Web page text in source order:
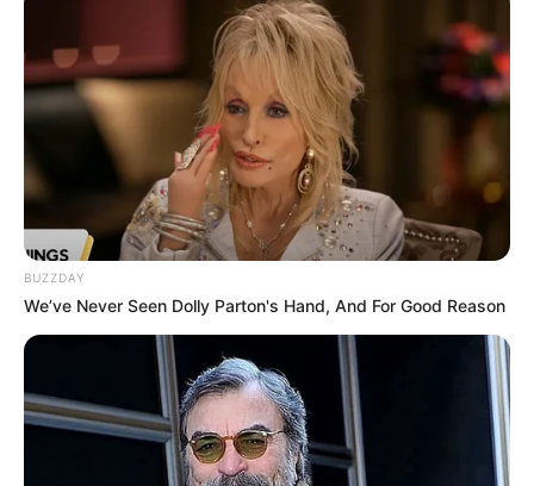
ließ und in dem heute eine umfangreiche
Ausstellung über das Leben des Dichters gezeigt
wird. Informationen unter www.goethehaus-frankfurt.
de.
Botanischer Garten in Frankfurt - Unmittelbar neben
Palmengartenliegend, besitzt der zur Goethe-
Universität Frankfurt am Main gehörende Park eine
besonders große botanische Vielfalt. Informationen
unterwww.botanischergarten.uni-frankfurt.de.
Kindermuseum des Historischen Museums Frankfurt
- Ausstellungen zu stadt- und kulturgeschichtlichen
Themen ganz speziell für Kinder zum Ausprobieren,
Erforschen und Nachdenken. Informationen unterw
ww.kindermuseum.frankfurt.de
Senckenberg Naturmuseum in Frankfurt - Vier
BUZZDAY
We’ve Never Seen Dolly Parton's Hand, And For Good Reason